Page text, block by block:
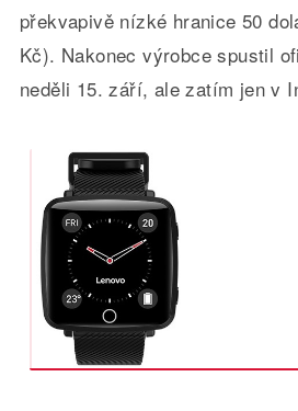
překvapivě nízké hranice 50
Kč). Nakonec výrobce spustil
neděli 15. září, ale zatím jen v